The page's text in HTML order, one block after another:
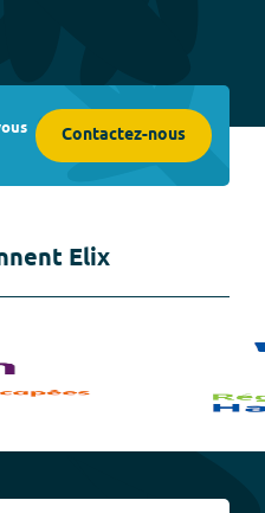
Contactez-nous
Elix